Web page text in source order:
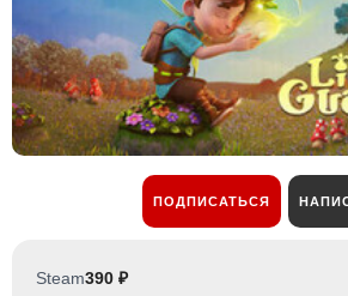
ПОДПИСАТЬСЯ
Steam390 ₽